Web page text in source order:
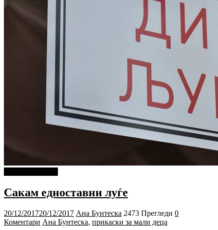
Сакам едноставни луѓе
20/12/201720/12/2017 Ана Бунтеска 2473 Прегледи 0
Коментари Ана Бунтеска, прикаски за мали деца